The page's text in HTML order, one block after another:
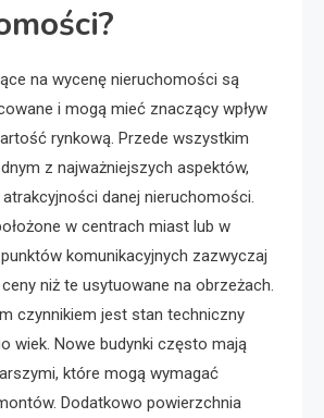
na wycenę nieruchomości są
i mogą mieć znaczący wpływ
rynkową. Przede wszystkim
z najważniejszych aspektów,
danej nieruchomości.
w centrach miast lub w
komunikacyjnych zazwyczaj
niż te usytuowane na obrzeżach.
czynnikiem jest stan techniczny
wiek. Nowe budynki często mają
które mogą wymagać
Dodatkowo powierzchnia